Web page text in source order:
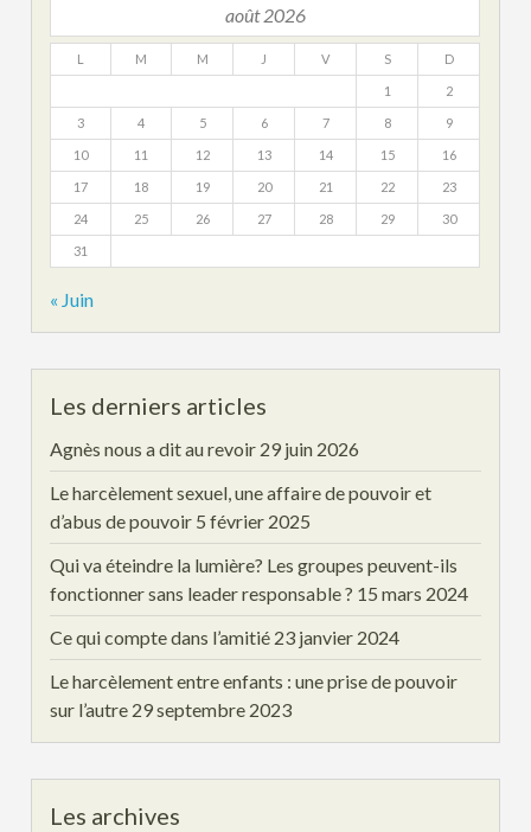
août 2026
L M M J V S D
1 2
3 4 5 6 7 8 9
10 11 12 13 14 15 16
17 18 19 20 21 22 23
24 25 26 27 28 29 30
31
« Juin
Les derniers articles
Agnès nous a dit au revoir 29 juin 2026
Le harcèlement sexuel, une affaire de pouvoir et
d’abus de pouvoir 5 février 2025
Qui va éteindre la lumière? Les groupes peuvent-ils
fonctionner sans leader responsable ? 15 mars 2024
Ce qui compte dans l’amitié 23 janvier 2024
Le harcèlement entre enfants : une prise de pouvoir
sur l’autre 29 septembre 2023
Les archives